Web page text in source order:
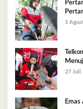
1
27 Juli